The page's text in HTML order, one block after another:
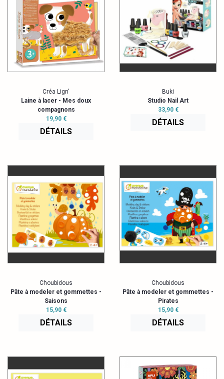
Créa Lign'
Laine à lacer - Mes doux
compagnons
19,90 €
DÉTAILS
Buki
Studio Nail Art
33,90 €
DÉTAILS
Choubidous
Pâte à modeler et gommettes -
Saisons
15,90 €
DÉTAILS
Choubidous
Pâte à modeler et gommettes -
Pirates
15,90 €
DÉTAILS